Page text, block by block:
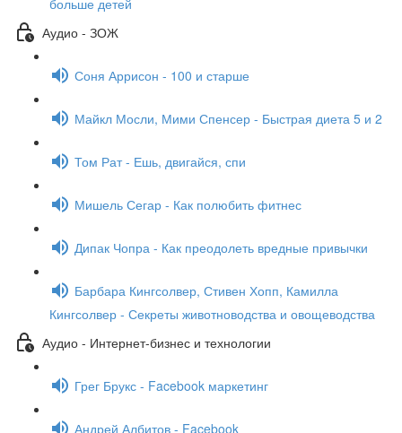
больше детей
Аудио - ЗОЖ
Соня Аррисон - 100 и старше
Майкл Мосли, Мими Спенсер - Быстрая диета 5 и 2
Том Рат - Ешь, двигайся, спи
Мишель Сегар - Как полюбить фитнес
Дипак Чопра - Как преодолеть вредные привычки
Барбара Кингсолвер, Стивен Хопп, Камилла
Кингсолвер - Секреты животноводства и овощеводства
Аудио - Интернет-бизнес и технологии
Грег Брукс - Facebook маркетинг
Андрей Албитов - Facebook